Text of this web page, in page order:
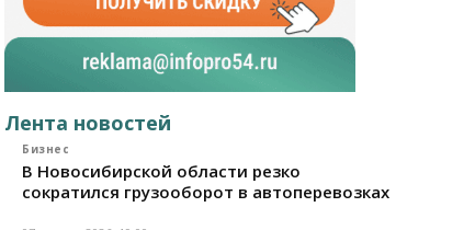
Лента новостей
Бизнес
В Новосибирской области резко
сократился грузооборот в автоперевозках